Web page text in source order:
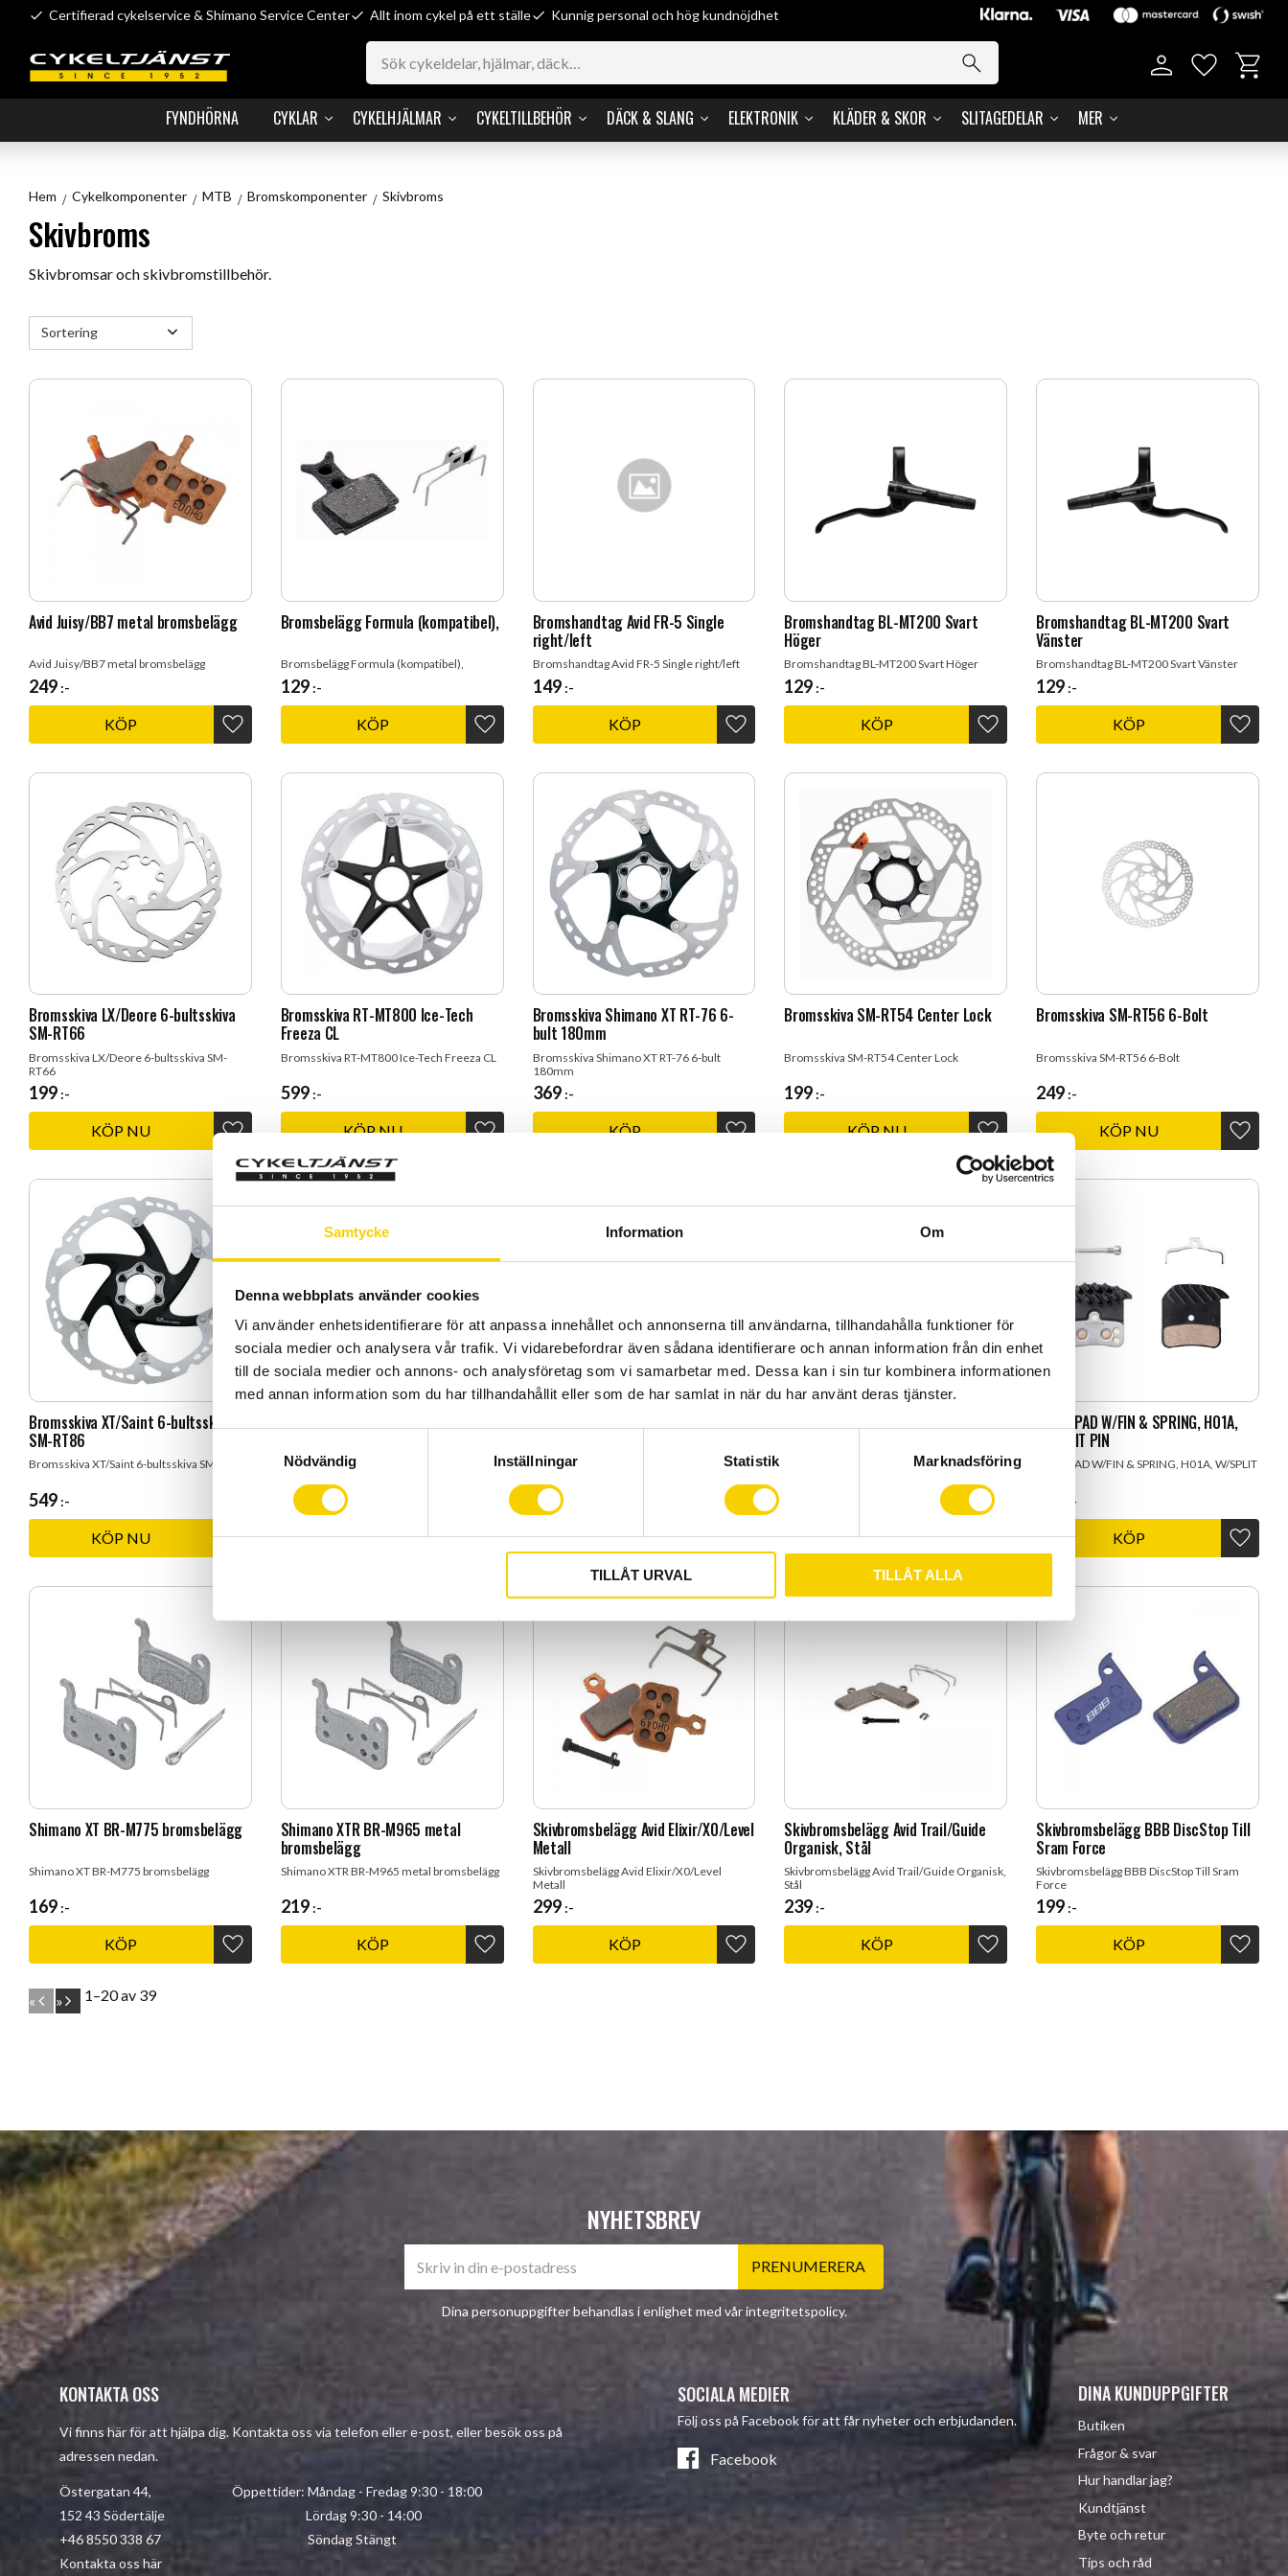
Samtycke Information Om
Denna webbplats använder cookies
Vi använder enhetsidentifierare för att anpassa innehållet och annonserna till användarna, tillhandahålla funktioner för
sociala medier och analysera vår trafik. Vi vidarebefordrar även sådana identifierare och annan information från din enhet
till de sociala medier och annons- och analysföretag som vi samarbetar med. Dessa kan i sin tur kombinera informationen
med annan information som du har tillhandahållit eller som de har samlat in när du har använt deras tjänster.
a
c
s
Nödvändig Inställningar Statistik Marknadsföring
TILLÅT URVAL TILLÅT ALLA
Certifierad cykelservice & Shimano Service Center Allt inom cykel på ett ställe Kunnig personal och hög kundnöjdhet
FYNDHÖRNA CYKLAR CYKELHJÄLMAR CYKELTILLBEHÖR DÄCK & SLANG ELEKTRONIK KLÄDER & SKOR SLITAGEDELAR MER
Favoriter
Hem Cykelkomponenter MTB Bromskomponenter Skivbroms
Skivbroms
Skivbromsar och skivbromstillbehör.
Välj sortering
Avid Juisy/BB7 metal bromsbelägg
Avid Juisy/BB7 metal bromsbelägg
249 :-
Lägg till i favoriter
KÖP
Bromsbelägg Formula (kompatibel),
Bromsbelägg Formula (kompatibel),
129:-
Lägg till i favoriter
KÖP
Bromshandtag Avid FR-5 Single
right/left
Bromshandtag Avid FR-5 Single right/left
149:-
Lägg till i favoriter
KÖP
Bromshandtag BL-MT200 Svart
Höger
Bromshandtag BL-MT200 Svart Höger
129 :-
Lägg till i favoriter
KÖP
Bromshandtag BL-MT200 Svart
Vänster
Bromshandtag BL-MT200 Svart Vänster
129 :-
Lägg
KÖP
Bromsskiva LX/Deore 6-bultsskiva
SM-RT66
Bromsskiva LX/Deore 6-bultsskiva SM-
RT66
199 :-
Bromsskiva RT-MT800 Ice-Tech
Freeza CL
Bromsskiva RT-MT800 Ice-Tech Freeza CL
599:-
Bromsskiva Shimano XT RT-76 6-
bult 180mm
Bromsskiva Shimano XT RT-76 6-bult
180mm
369:-
KÖP
Bromsskiva SM-RT54 Center Lock
Bromsskiva SM-RT54 Center Lock
199 :-
Lägg till i favoriter
Bromsskiva SM-RT56 6-Bolt
Bromsskiva SM-RT56 6-Bolt
249 :-
Lägg
Bromsskiva XT/Saint 6-bultsskiva
SM-RT86
Bromsskiva XT/Saint 6-bultsskiva SM-RT86
549 :-
Lock Luftnippel Shimano Bromsok
Lock Luftnippel Shimano Bromsok
25
Lägg till i favoriter
KÖP
Magura Royal Blood 100ml
Magura Royal Blood 100ml
99 :-
Lägg till i favoriter
KÖP
METAL PAD W/FIN & SPRING, H03C,
METAL PAD W/FIN & SPRING, H03C,
KÖP
RESIN PAD W/FIN & SPRING, H01A,
W/SPLIT PIN
RESIN PAD W/FIN & SPRING, H01A, W/SPLIT
:-
Lägg
KÖP
Shimano XT BR-M775 bromsbelägg
Shimano XT BR-M775 bromsbelägg
169 :-
Lägg till i favoriter
KÖP
Shimano XTR BR-M965 metal
bromsbelägg
Shimano XTR BR-M965 metal bromsbelägg
219:-
Lägg till i favoriter
KÖP
Skivbromsbelägg Avid Elixir/X0/Level
Metall
Skivbromsbelägg Avid Elixir/X0/Level
Metall
299:-
Lägg till i favoriter
KÖP
Skivbromsbelägg Avid Trail/Guide
Organisk, Stål
Skivbromsbelägg Avid Trail/Guide Organisk,
Stål
239 :-
Lägg till i favoriter
KÖP
Skivbromsbelägg BBB DiscStop Till
Sram Force
Skivbromsbelägg BBB DiscStop Till Sram
Force
199 :-
Lägg
KÖP
1–20av 39
« »
NYHETSBREV
PRENUMERERA
Dina personuppgifter behandlas i enlighet med vårintegritetspolicy.
KONTAKTA OSS
Vi finns här för att hjälpa dig. Kontakta oss via telefon eller e-post, eller besök oss på
adressen nedan.
Östergatan 44, Öppettider: Måndag - Fredag 9:30 - 18:00
152 43 Södertälje Lördag 9:30 - 14:00
+46 8550 338 67 Söndag Stängt
Kontakta oss här
SOCIALA MEDIER
Följ oss på Facebook för att får nyheter och erbjudanden.
Facebook
DINA KUNDUPPGIFTER
Butiken
Frågor & svar
Hur handlar jag?
Kundtjänst
Byte och retur
Tips och råd